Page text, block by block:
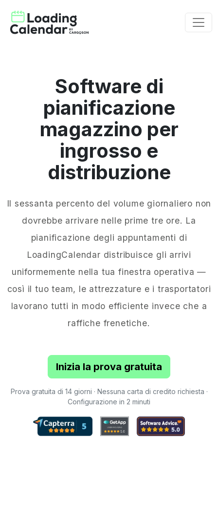
Software di
pianificazione
magazzino per
ingrosso e
distribuzione
Il sessanta percento del volume giornaliero non
dovrebbe arrivare nelle prime tre ore. La
pianificazione degli appuntamenti di
LoadingCalendar distribuisce gli arrivi
uniformemente nella tua finestra operativa —
così il tuo team, le attrezzature e i trasportatori
lavorano tutti in modo efficiente invece che a
raffiche frenetiche.
Inizia la prova gratuita
Prova gratuita di 14 giorni · Nessuna carta di credito richiesta ·
Configurazione in 2 minuti